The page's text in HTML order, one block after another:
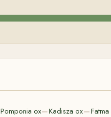
Pomponia ox—Kadisza ox—